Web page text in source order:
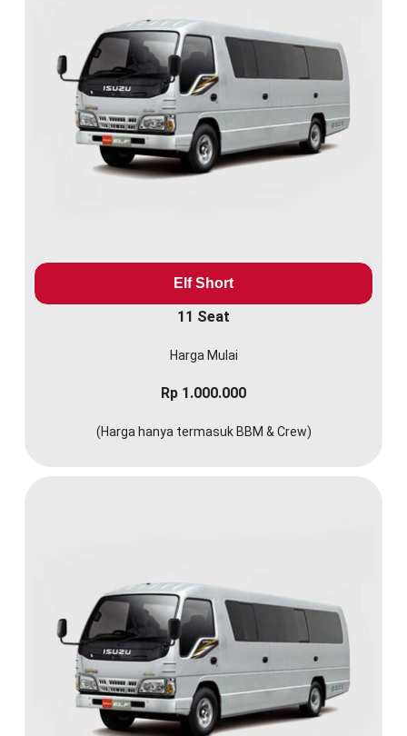
Elf Short
11 Seat
Harga Mulai
Rp 1.000.000
(Harga hanya termasuk BBM & Crew)